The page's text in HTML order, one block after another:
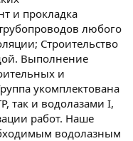
и прокладка
любого
Строительство
Выполнение
и
укомплектована
так и водолазами I,
работ. Наше
водолазным